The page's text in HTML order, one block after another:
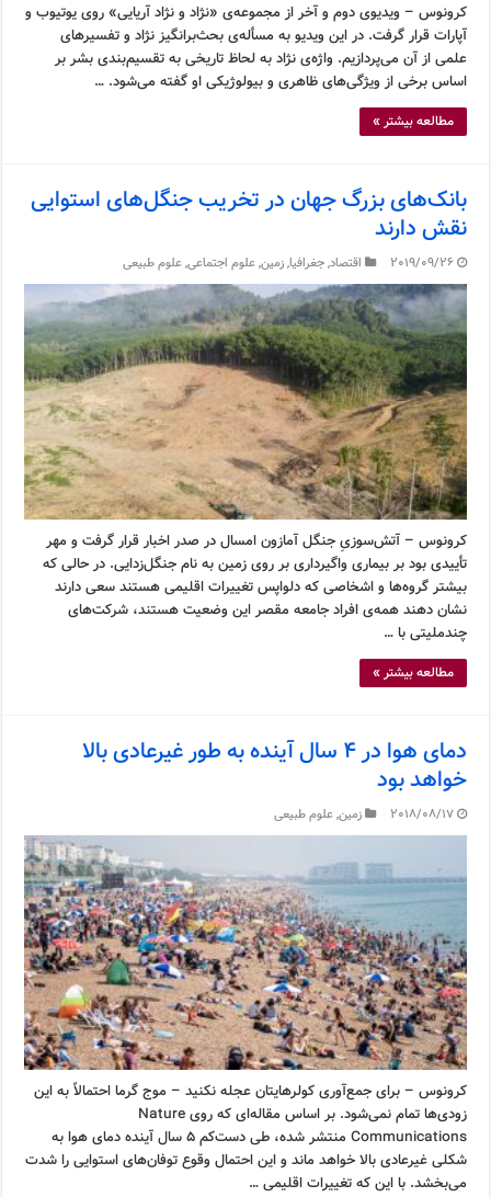
کرونوس – ویدیوی دوم و آخر از مجموعه‌ی «نژاد و نژاد آریایی» روی یوتیوب و
آپارات قرار گرفت. در این ویدیو به مسأله‌ی بحث‌برانگیز نژاد و تفسیرهای
علمی از آن می‌پردازیم. واژه‌ی نژاد به لحاظ تاریخی به تقسیم‌بندی بشر بر
اساس برخی از ویژگی‌های ظاهری و بیولوژیکی او گفته می‌شود. …
مطالعه بیشتر »
بانک‌های بزرگ جهان در تخریب جنگل‌های استوایی
نقش دارند
2019/09/26 اقتصاد,جغرافیا,زمین,علوم اجتماعی,علوم طبیعی
کرونوس – آتش‌سوزیِ جنگل آمازون امسال در صدر اخبار قرار گرفت و مهر
تأییدی بود بر بیماری واگیرداری بر روی زمین به نام جنگل‌زدایی. در حالی که
بیشتر گروه‌ها و اشخاصی که دلواپس تغییرات اقلیمی هستند سعی دارند
نشان دهند همه‌ی افراد جامعه مقصر این وضعیت هستند، شرکت‌های
چندملیتی با …
مطالعه بیشتر »
دمای هوا در ۴ سال آینده به طور غیرعادی بالا
خواهد بود
2018/08/17 زمین,علوم طبیعی
کرونوس – برای جمع‌آوری کولرهایتان عجله نکنید – موج گرما احتمالاً به این
زودی‌ها تمام نمی‌شود. بر اساس مقاله‌ای که روی Nature
Communications منتشر شده، طی دست‌کم ۵ سال آینده دمای هوا به
شکلی غیرعادی بالا خواهد ماند و این احتمال وقوع توفان‌های استوایی را شدت
می‌بخشد. با این که تغییرات اقلیمی …